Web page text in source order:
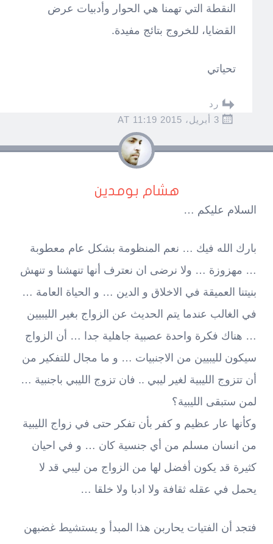
النقطة التي تهمنا هي الحوار وأدبيات عرض
القضايا، للخروج بتائج مفيدة.
تحياتي
رد
3 أبريل، 2015 AT 11:19
هشام بومدين
السلام عليكم …
بارك الله فيك … نعم المنظومة بشكل عام معطوبة
… مهزوزة … ولا نرضى ان نعترف أنها تنهشنا و تنهش
بنيتنا العميقة في الاخلاق و الدين … و الحياة العامة …
في الغالب عندما يتم الحديث عن الزواج بغير الليبيين
… هناك فكرة واحدة عصبية جاهلية جدا … أن الزواج
سيكون لليبيين من الاجنبيات … و ما مجال للتفكير من
أن تتزوج الليبية لغير ليبي .. فان تزوج الليبي باجنبية …
لمن ستبقى الليبية؟
وكأنها عار عظيم و كفر بأن تفكر حتى في زواج الليبية
من انسان مسلم من أي جنسية كان … و في احيان
كثيرة قد يكون أفضل لها من الزواج من ليبي قد لا
يحمل في عقله ثقافة ولا ادبا ولا خلقا …
فتجد أن الفتيات يحاربن هذا المبدأ و يستشيط غضبهن